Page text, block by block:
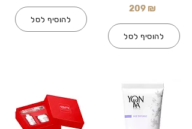
להוסיף לסל
209 ₪
להוסיף לסל